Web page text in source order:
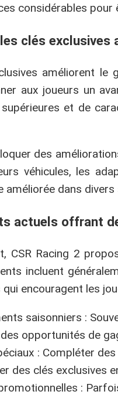
considérables pour
clés exclusives
améliorent le
aux joueurs un
et de
des
véhicules, les
améliorée dans
actuels offrant
CSR Racing 2
incluent
qui encouragent les
saisonniers :
opportunités de
: Compléter
des clés exclusives
: